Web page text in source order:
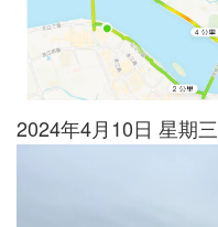
2024年4月10日 星期三